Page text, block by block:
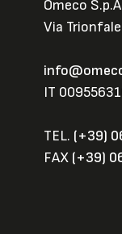
Omeco S.p.A
Via
IT
TEL. (+39)
FAX (+39)